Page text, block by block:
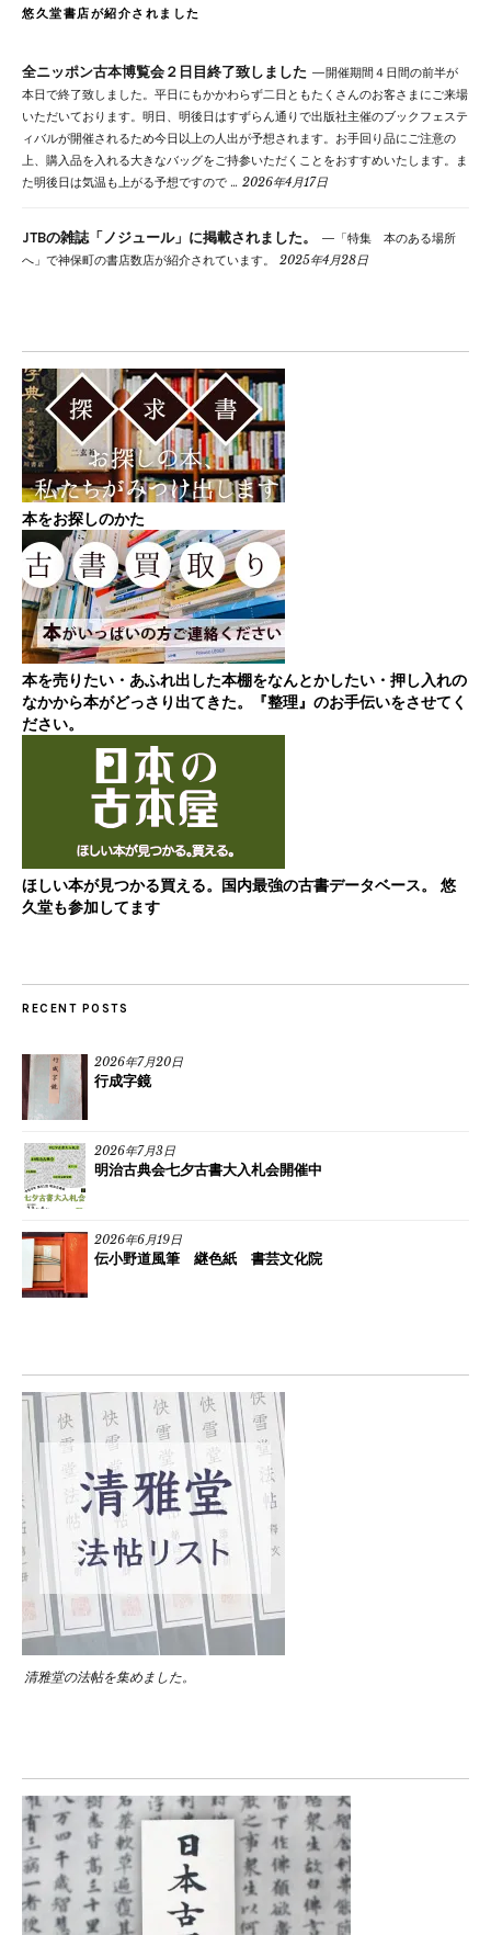
悠久堂書店が紹介されました
全ニッポン古本博覧会２日目終了致しました
開催期間４日間の前半が
本日で終了致しました。平日にもかかわらず二日ともたくさんのお客さまにご来場
いただいております。明日、明後日はすずらん通りで出版社主催のブックフェステ
ィバルが開催されるため今日以上の人出が予想されます。お手回り品にご注意の
上、購入品を入れる大きなバッグをご持参いただくことをおすすめいたします。ま
た明後日は気温も上がる予想ですので … 2026年4月17日
JTBの雑誌「ノジュール」に掲載されました。
「特集 本のある場所
へ」で神保町の書店数店が紹介されています。
2025年4月28日
本をお探しのかた
本を売りたい・あふれ出した本棚をなんとかしたい・押し入れの
なかから本がどっさり出てきた。『整理』のお手伝いをさせてく
ださい。
ほしい本が見つかる買える。国内最強の古書データベース。 悠
久堂も参加してます
RECENT POSTS
2026年7月20日
行成字鏡
2026年7月3日
明治古典会七夕古書大入札会開催中
2026年6月19日
伝小野道風筆 継色紙 書芸文化院
清雅堂の法帖を集めました。